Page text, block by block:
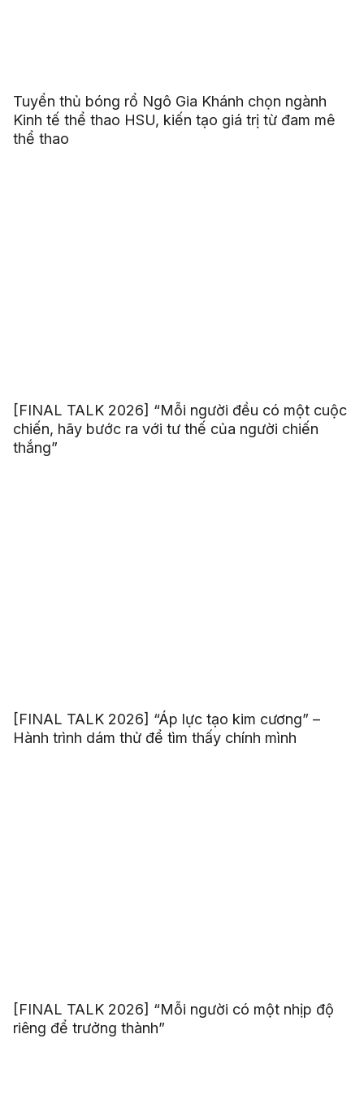
Tuyển thủ bóng rổ Ngô Gia Khánh chọn ngành
Kinh tế thể thao HSU, kiến tạo giá trị từ đam mê
thể thao
[FINAL TALK 2026] “Mỗi người đều có một cuộc
chiến, hãy bước ra với tư thế của người chiến
thắng”
[FINAL TALK 2026] “Áp lực tạo kim cương” –
Hành trình dám thử để tìm thấy chính mình
[FINAL TALK 2026] “Mỗi người có một nhịp độ
riêng để trưởng thành”